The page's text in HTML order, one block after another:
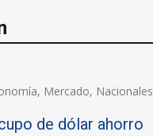
, Mercado, Nacionales
de dólar ahorro